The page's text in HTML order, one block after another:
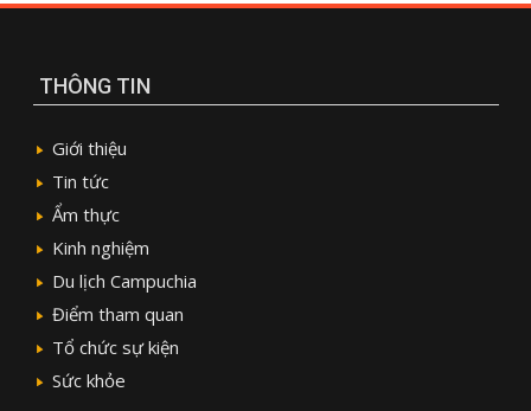
THÔNG TIN
Giới thiệu
Tin tức
Ẩm thực
Kinh nghiệm
Du lịch Campuchia
Điểm tham quan
Tổ chức sự kiện
Sức khỏe